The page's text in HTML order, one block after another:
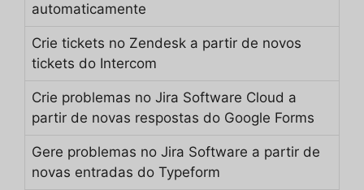
automaticamente
Crie tickets no Zendesk a partir de novos
tickets do Intercom
Crie problemas no Jira Software Cloud a
partir de novas respostas do Google Forms
Gere problemas no Jira Software a partir de
novas entradas do Typeform